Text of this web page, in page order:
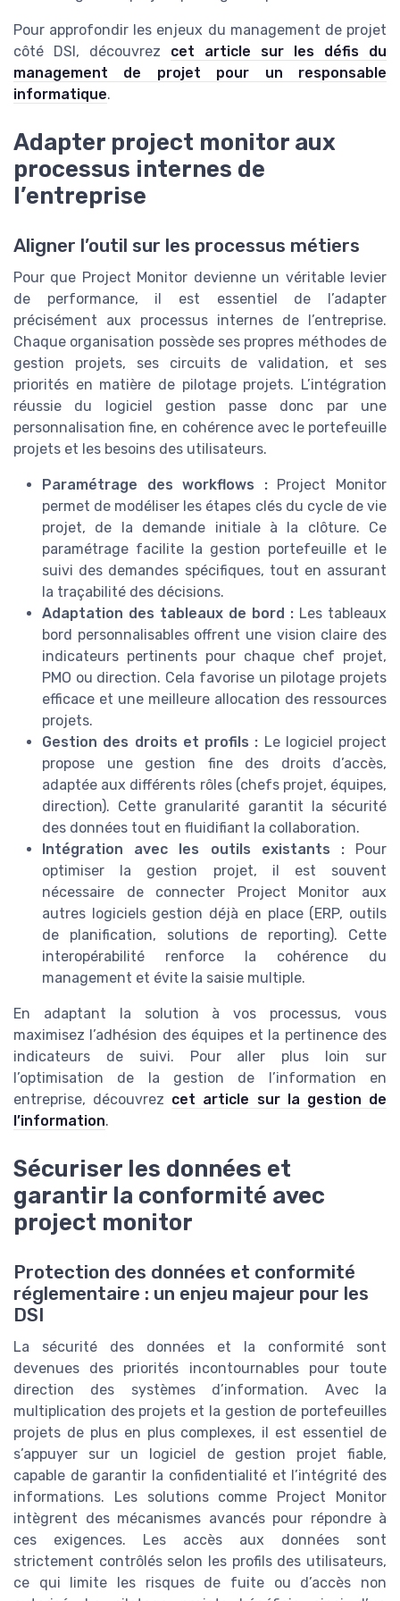
Pour approfondir les enjeux du management de projet
côté DSI, découvrez cet article sur les défis du
management de projet pour un responsable
informatique.
Adapter project monitor aux
processus internes de
l’entreprise
Aligner l’outil sur les processus métiers
Pour que Project Monitor devienne un véritable levier
de performance, il est essentiel de l’adapter
précisément aux processus internes de l’entreprise.
Chaque organisation possède ses propres méthodes de
gestion projets, ses circuits de validation, et ses
priorités en matière de pilotage projets. L’intégration
réussie du logiciel gestion passe donc par une
personnalisation fine, en cohérence avec le portefeuille
projets et les besoins des utilisateurs.
Paramétrage des workflows :Project Monitor
permet de modéliser les étapes clés du cycle de vie
projet, de la demande initiale à la clôture. Ce
paramétrage facilite la gestion portefeuille et le
suivi des demandes spécifiques, tout en assurant
la traçabilité des décisions.
Adaptation des tableaux de bord : Les tableaux
bord personnalisables offrent une vision claire des
indicateurs pertinents pour chaque chef projet,
PMO ou direction. Cela favorise un pilotage projets
efficace et une meilleure allocation des ressources
projets.
Gestion des droits et profils : Le logiciel project
propose une gestion fine des droits d’accès,
adaptée aux différents rôles (chefs projet, équipes,
direction). Cette granularité garantit la sécurité
des données tout en fluidifiant la collaboration.
Intégration avec les outils existants :Pour
optimiser la gestion projet, il est souvent
nécessaire de connecter Project Monitor aux
autres logiciels gestion déjà en place (ERP, outils
de planification, solutions de reporting). Cette
interopérabilité renforce la cohérence du
management et évite la saisie multiple.
En adaptant la solution à vos processus, vous
maximisez l’adhésion des équipes et la pertinence des
indicateurs de suivi. Pour aller plus loin sur
l’optimisation de la gestion de l’information en
entreprise, découvrez cet article sur la gestion de
l’information.
Sécuriser les données et
garantir la conformité avec
project monitor
Protection des données et conformité
réglementaire : un enjeu majeur pour les
DSI
La sécurité des données et la conformité sont
devenues des priorités incontournables pour toute
direction des systèmes d’information. Avec la
multiplication des projets et la gestion de portefeuilles
projets de plus en plus complexes, il est essentiel de
s’appuyer sur un logiciel de gestion projet fiable,
capable de garantir la confidentialité et l’intégrité des
informations. Les solutions comme Project Monitor
intègrent des mécanismes avancés pour répondre à
ces exigences. Les accès aux données sont
strictement contrôlés selon les profils des utilisateurs,
ce qui limite les risques de fuite ou d’accès non